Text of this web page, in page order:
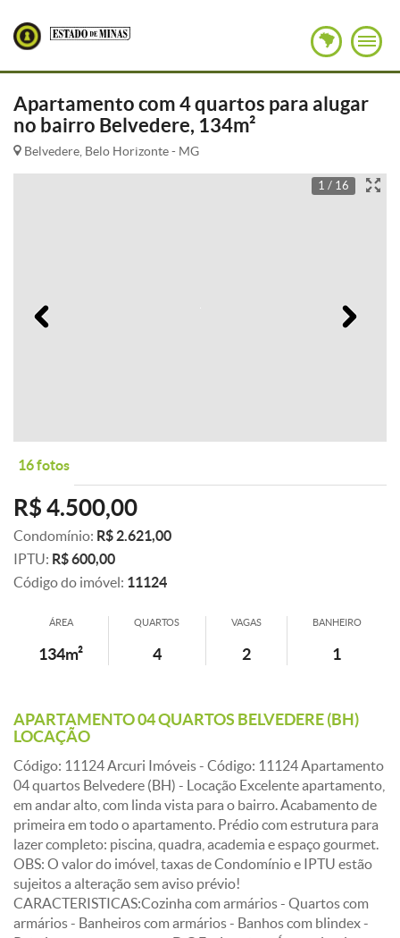
Apartamento com 4 quartos para alugar
no bairro Belvedere, 134m²
Belvedere, Belo Horizonte - MG
1 / 16
16 fotos
R$ 4.500,00
Condomínio: R$ 2.621,00
IPTU: R$ 600,00
Código do imóvel: 11124
ÁREA
134m²
QUARTOS
4
VAGAS
2
BANHEIRO
1
APARTAMENTO 04 QUARTOS BELVEDERE (BH)
LOCAÇÃO
Código: 11124 Arcuri Imóveis - Código: 11124 Apartamento
04 quartos Belvedere (BH) - Locação Excelente apartamento,
em andar alto, com linda vista para o bairro. Acabamento de
primeira em todo o apartamento. Prédio com estrutura para
lazer completo: piscina, quadra, academia e espaço gourmet.
OBS: O valor do imóvel, taxas de Condomínio e IPTU estão
sujeitos a alteração sem aviso prévio!
CARACTERISTICAS:Cozinha com armários - Quartos com
armários - Banheiros com armários - Banhos com blindex -